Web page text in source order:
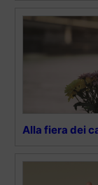
Alla fiera dei